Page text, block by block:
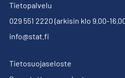
Tietopalvelu
029 551 2220 (arkisin klo 9.00-
info@stat.fi
Tietosuojaseloste